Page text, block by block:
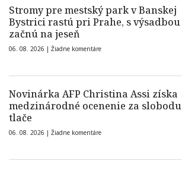
Stromy pre mestský park v Banskej
Bystrici rastú pri Prahe, s výsadbou
začnú na jeseň
06. 08. 2026 | Žiadne komentáre
Novinárka AFP Christina Assi získa
medzinárodné ocenenie za slobodu
tlače
06. 08. 2026 | Žiadne komentáre